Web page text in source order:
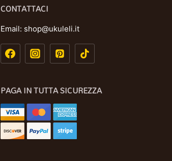
CONTATTACI
Email: shop@ukuleli.it
PAGA IN TUTTA SICUREZZA